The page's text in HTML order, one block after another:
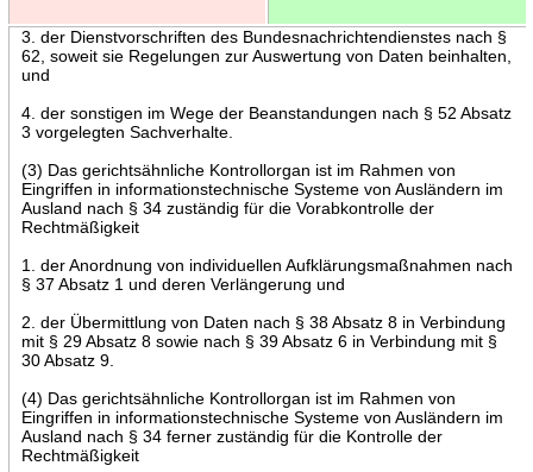
3. der Dienstvorschriften des Bundesnachrichtendienstes nach §
62, soweit sie Regelungen zur Auswertung von Daten beinhalten,
und
4. der sonstigen im Wege der Beanstandungen nach § 52 Absatz
3 vorgelegten Sachverhalte.
(3) Das gerichtsähnliche Kontrollorgan ist im Rahmen von
Eingriffen in informationstechnische Systeme von Ausländern im
Ausland nach § 34 zuständig für die Vorabkontrolle der
Rechtmäßigkeit
1. der Anordnung von individuellen Aufklärungsmaßnahmen nach
§ 37 Absatz 1 und deren Verlängerung und
2. der Übermittlung von Daten nach § 38 Absatz 8 in Verbindung
mit § 29 Absatz 8 sowie nach § 39 Absatz 6 in Verbindung mit §
30 Absatz 9.
(4) Das gerichtsähnliche Kontrollorgan ist im Rahmen von
Eingriffen in informationstechnische Systeme von Ausländern im
Ausland nach § 34 ferner zuständig für die Kontrolle der
Rechtmäßigkeit